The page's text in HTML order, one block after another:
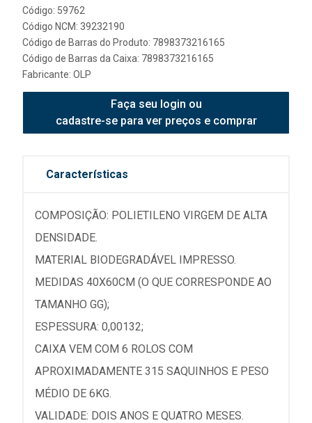
Código: 59762
Código NCM: 39232190
Código de Barras do Produto: 7898373216165
Código de Barras da Caixa: 7898373216165
Fabricante: OLP
Faça seu login ou
cadastre-se para ver preços e comprar
Características
COMPOSIÇÃO: POLIETILENO VIRGEM DE ALTA
DENSIDADE.
MATERIAL BIODEGRADÁVEL IMPRESSO.
MEDIDAS 40X60CM (O QUE CORRESPONDE AO
TAMANHO GG);
ESPESSURA: 0,00132;
CAIXA VEM COM 6 ROLOS COM
APROXIMADAMENTE 315 SAQUINHOS E PESO
MÉDIO DE 6KG.
VALIDADE: DOIS ANOS E QUATRO MESES.